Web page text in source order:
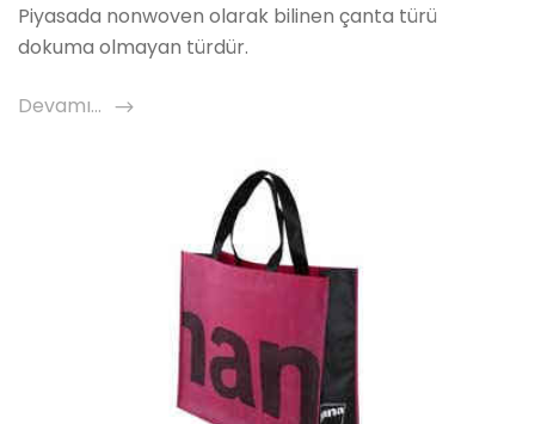
Piyasada nonwoven olarak bilinen çanta türü
dokuma olmayan türdür.
Devamı...